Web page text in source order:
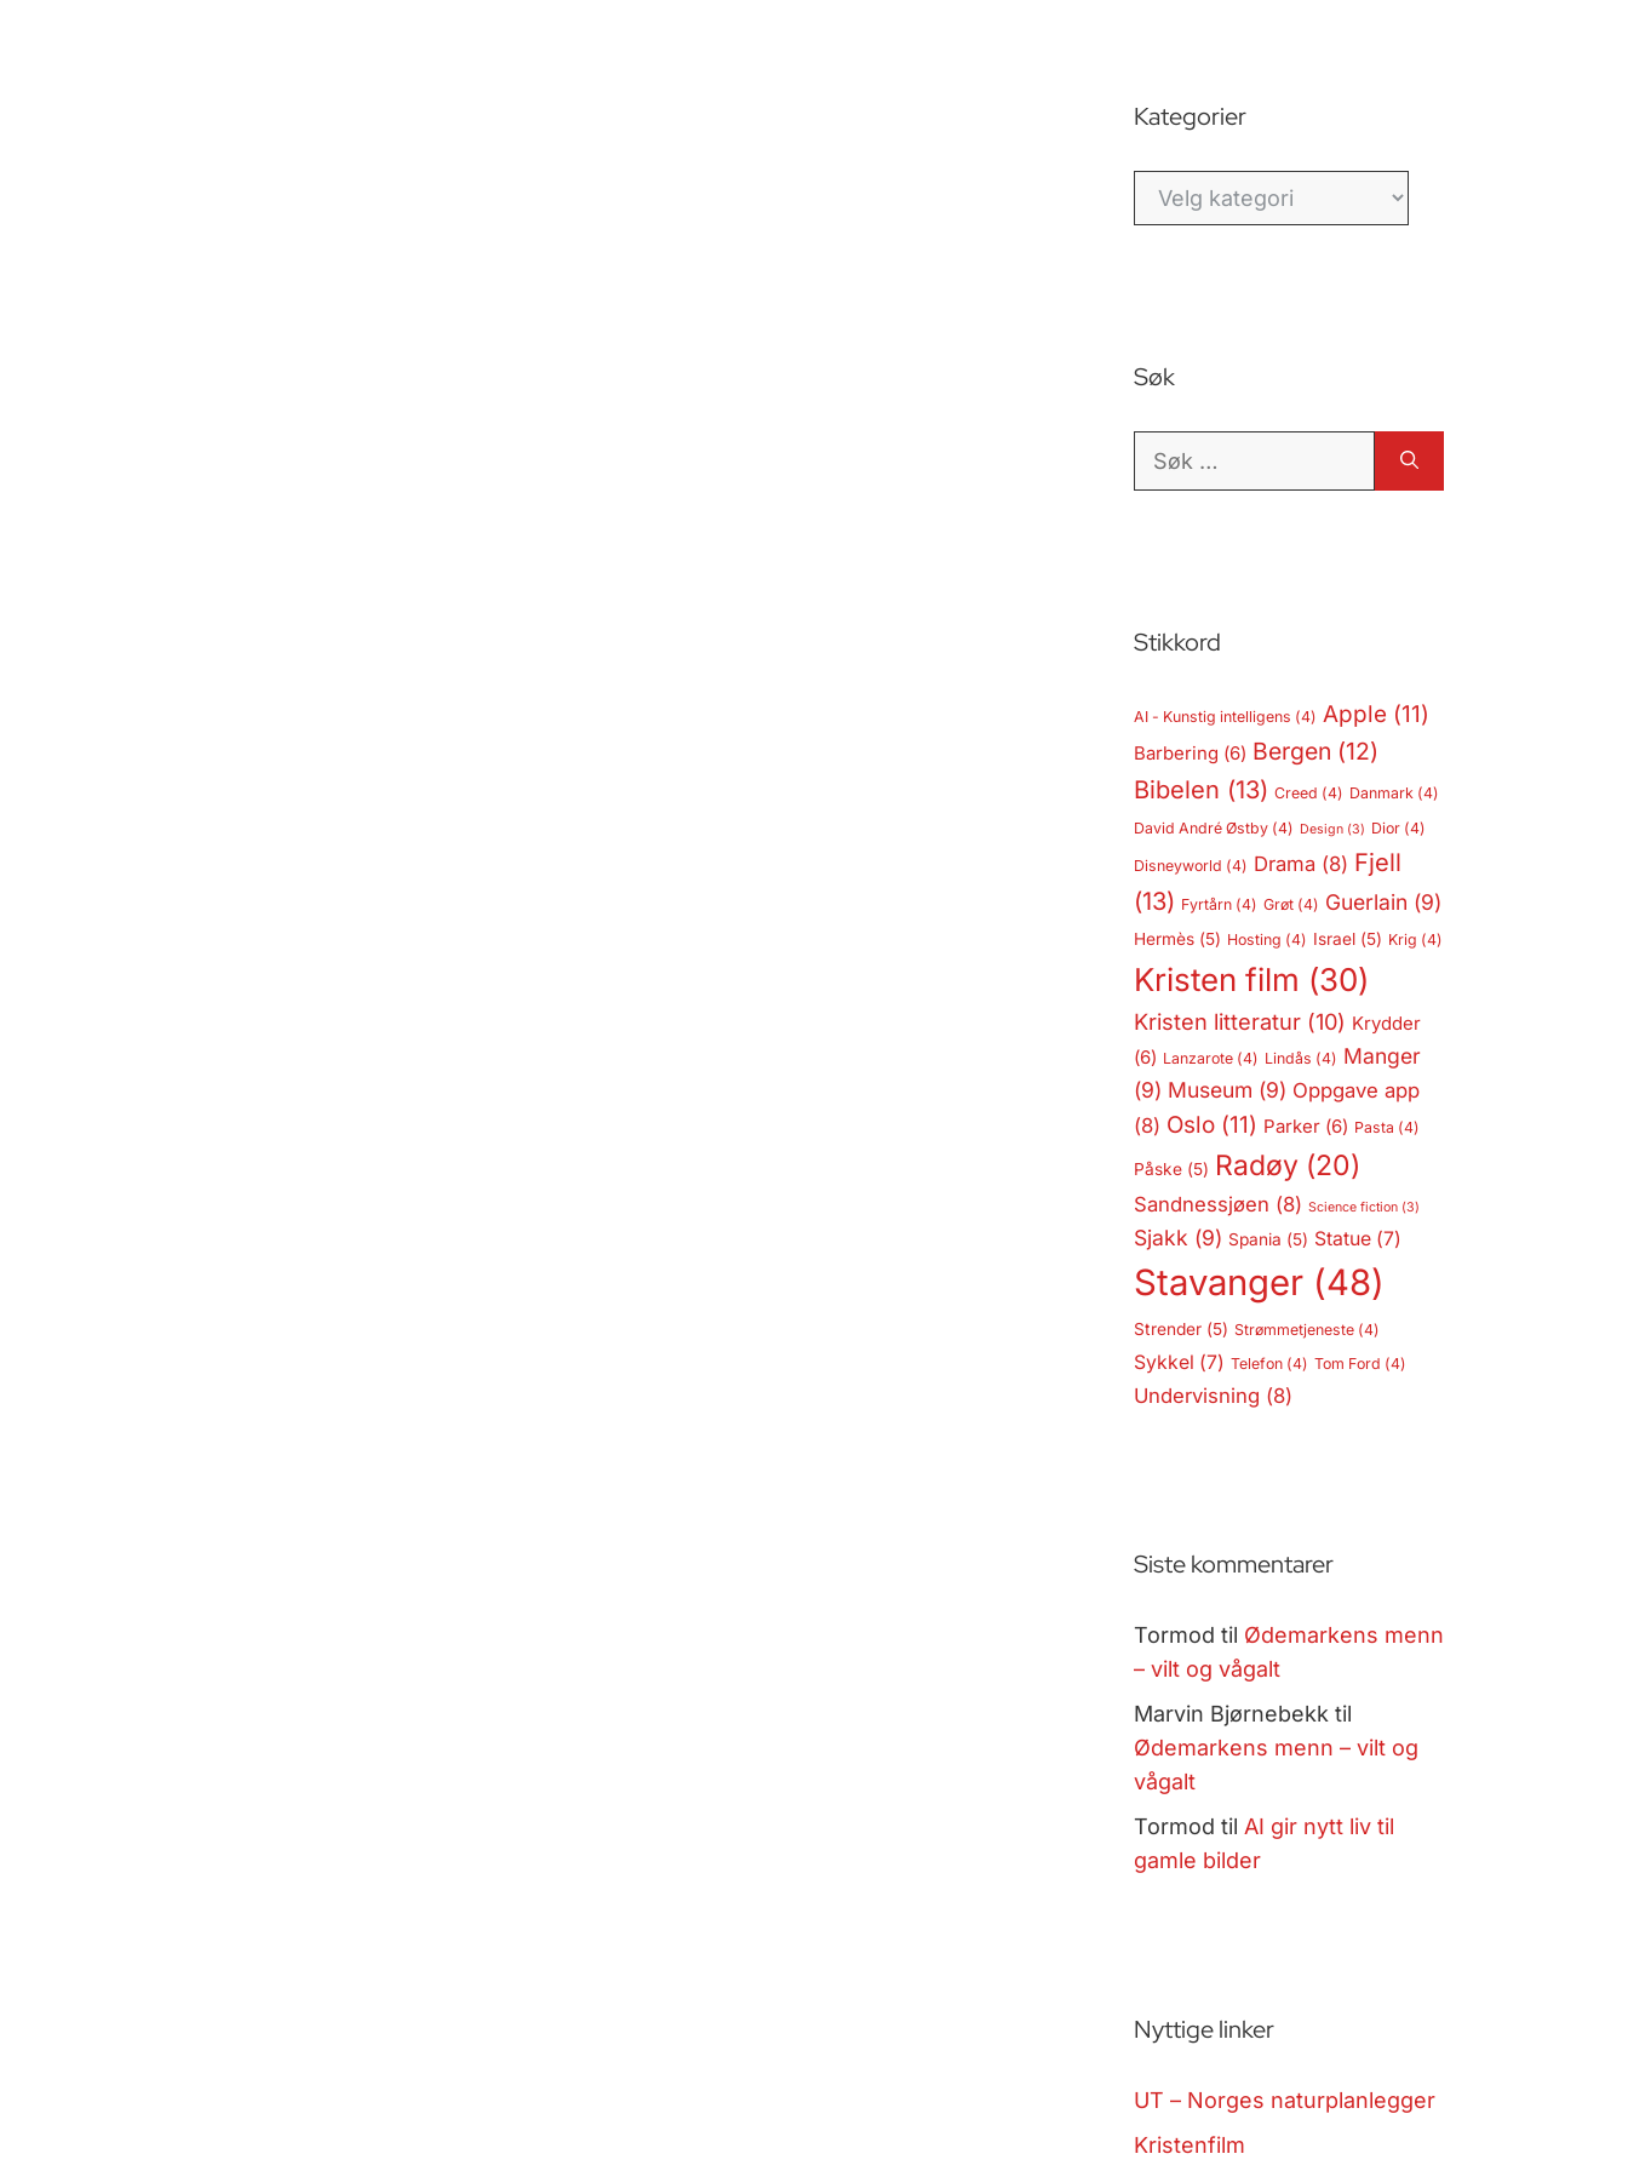
Kategorier
Kategorier
Søk
Søk
Stikkord
AI - Kunstig intelligens (4) Apple (11)
Barbering (6) Bergen (12)
Bibelen (13) Creed (4) Danmark(4)
David André Østby(4) Design(3) Dior(4)
Disneyworld (4) Drama (8) Fjell
(13) Fyrtårn(4) Grøt(4) Guerlain (9)
Hermès(5) Hosting (4) Israel(5) Krig (4)
Kristen film (30)
Kristen litteratur(10) Krydder
(6) Lanzarote(4) Lindås (4) Manger
(9) Museum (9) Oppgave app
(8) Oslo(11) Parker(6) Pasta (4)
Påske(5) Radøy(20)
Sandnessjøen (8) Science fiction(3)
Sjakk (9) Spania (5) Statue(7)
Stavanger(48)
Strender(5) Strømmetjeneste(4)
Sykkel (7) Telefon(4) Tom Ford (4)
Undervisning (8)
Siste kommentarer
Tormod til Ødemarkens menn
– vilt og vågalt
Marvin Bjørnebekk til
Ødemarkens menn – vilt og
vågalt
Tormod til AI gir nytt liv til
gamle bilder
Nyttige linker
UT – Norges naturplanlegger
Kristenfilm